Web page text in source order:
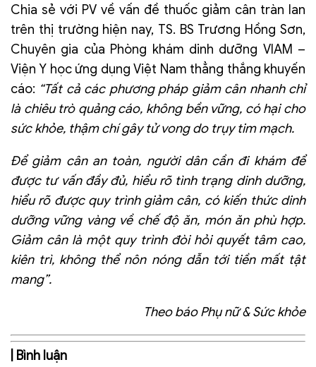
Chia sẻ với PV về vấn đề thuốc giảm cân tràn lan
trên thị trường hiện nay, TS. BS Trương Hồng Sơn,
Chuyên gia của Phòng khám dinh dưỡng VIAM –
Viện Y học ứng dụng Việt Nam thẳng thắng khuyến
cáo: “Tất cả các phương pháp giảm cân nhanh chỉ
là chiêu trò quảng cáo, không bền vững, có hại cho
sức khỏe, thậm chí gây tử vong do trụy tim mạch.
Để giảm cân an toàn, người dân cần đi khám để
được tư vấn đầy đủ, hiểu rõ tình trạng dinh dưỡng,
hiểu rõ được quy trình giảm cân, có kiến thức dinh
dưỡng vững vàng về chế độ ăn, món ăn phù hợp.
Giảm cân là một quy trình đòi hỏi quyết tâm cao,
kiên trì, không thể nôn nóng dẫn tới tiền mất tật
mang”.
Theo báo Phụ nữ & Sức khỏe
| Bình luận